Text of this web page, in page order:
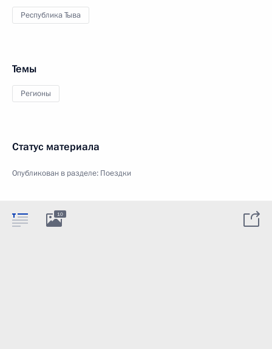
Республика Тыва
Темы
Регионы
Статус материала
Опубликован в разделе: Поездки
10